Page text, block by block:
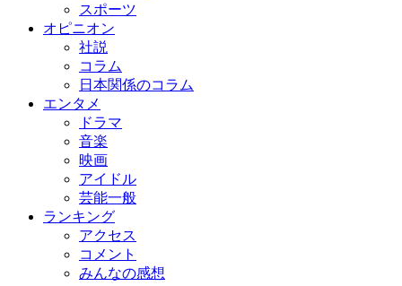
スポーツ
オピニオン
社説
コラム
日本関係のコラム
エンタメ
ドラマ
音楽
映画
アイドル
芸能一般
ランキング
アクセス
コメント
みんなの感想